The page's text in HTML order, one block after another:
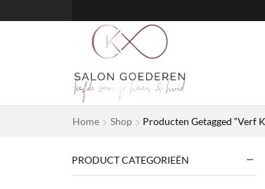
Home Shop Producten Getagged “Verf
PRODUCT CATEGORIEËN